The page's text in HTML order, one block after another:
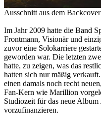
Ausschnitt aus dem
Im Jahr 2009 hatte die Band
Frontmann, Visionär und
zuvor eine Solokarriere
geworden war. Die letzten
hatte, zu zeigen, was das
hatten sich nur mäßig
einen damals noch recht
Fan-Kern wie Marillion
Studiozeit für das neue Album
vorzufinanzieren.